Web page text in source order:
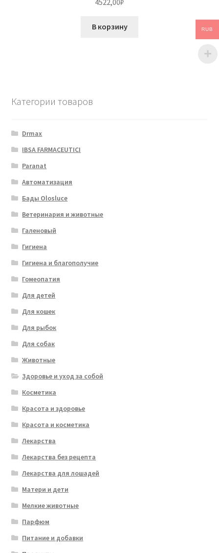
В корзину
Категории товаров
Drmax
IBSA FARMACEUTICI
Paranat
Автоматизация
Бады Olosluce
Ветеринария и животные
Галеновый
Гигиена
Гигиена и благополучие
Гомеопатия
Для детей
Для кошек
Для рыбок
Для собак
Животные
Здоровье и уход за собой
Косметика
Красота и здоровье
Красота и косметика
Лекарства
Лекарства без рецепта
Лекарства для лошадей
Матери и дети
Мелкие животные
Парфюм
Питание и добавки
RUB